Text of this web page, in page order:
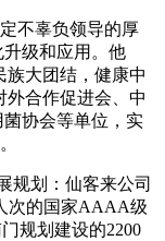
不辜负领导的厚
级和应用。他
族大团结，健康中
外合作促进会、中
协会等单位，实
划：仙客来公司
次的国家AAAA级
规划建设的2200